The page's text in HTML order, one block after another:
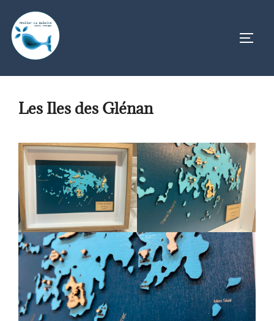
contenu
Les Iles des Glénan